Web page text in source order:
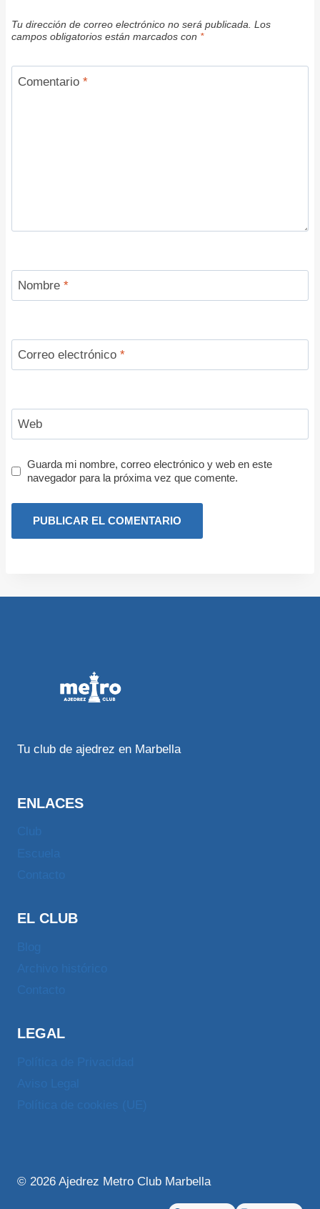
Tu dirección de correo electrónico no será publicada. Los
campos obligatorios están marcados con *
Comentario *
Nombre *
Correo electrónico *
Web
Guarda mi nombre, correo electrónico y web en este
navegador para la próxima vez que comente.
Tu club de ajedrez en Marbella
ENLACES
EL CLUB
LEGAL
© 2026 Ajedrez Metro Club Marbella